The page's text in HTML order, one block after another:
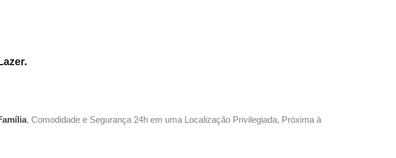
, Comodidade e Segurança 24h em uma Localização Privilegiada, Próxima à